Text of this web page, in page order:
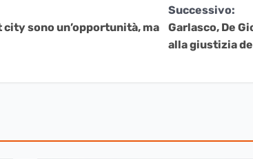
city sono un’opportunità, ma
Successivo:
Garlasco, De
alla giustizia